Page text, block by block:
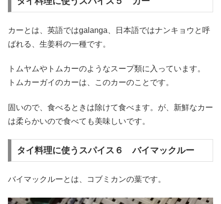
カーとは、英語ではgalanga、日本語ではナンキョウと呼
ばれる、生姜科の一種です。
トムヤムやトムカーのようなスープ類に入っています。
トムカーガイのカーは、このカーのことです。
固いので、食べるときは除けて食べます。が、新鮮なカー
は柔らかいので食べても美味しいです。
タイ料理に使うスパイス６ バイマックルー
バイマックルーとは、コブミカンの葉です。